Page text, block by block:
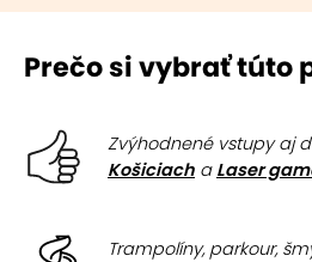
Prečo si vybrať túto
Zvýhodnené vstupy aj
Košiciach a Laser
Trampolíny, parkour,